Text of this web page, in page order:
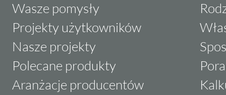
Wasze pomysły
Projekty użytkowników
Nasze projekty
Polecane produkty
Aranżacje producentów